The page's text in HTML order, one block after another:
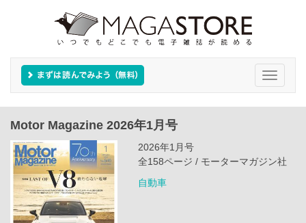
Toggle
Motor Magazine 2026年1月号
2026年1月号
全158ページ / モーターマガジン社
自動車